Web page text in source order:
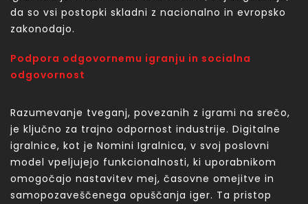
da so vsi postopki skladni z nacionalno in evropsko
zakonodajo.
Podpora odgovornemu igranju in socialna
odgovornost
Razumevanje tveganj, povezanih z igrami na srečo,
je ključno za trajno odpornost industrije. Digitalne
igralnice, kot je Nomini Igralnica, v svoj poslovni
model vpeljujejo funkcionalnosti, ki uporabnikom
omogočajo nastavitev mej, časovne omejitve in
samopozaveščenega opuščanja iger. Ta pristop